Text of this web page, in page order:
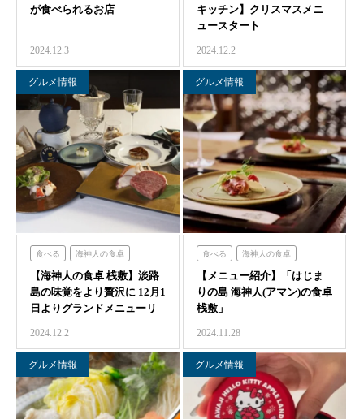
が食べられるお店
2024.12.3
キッチン】クリスマスメニ
ュースタート
2024.12.2
グルメ情報
食べる 海神人の食卓
【海神人の食卓 桟敷】淡路
島の味覚をより贅沢に 12月1
日よりグランドメニューリ
2024.12.2
グルメ情報
食べる 海神人の食卓
【メニュー紹介】「はじま
りの島 海神人(アマン)の食卓
桟敷」
2024.11.28
グルメ情報 グルメ情報